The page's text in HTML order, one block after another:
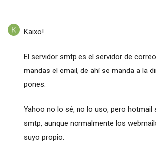
Kaixo!
El servidor smtp es el servidor de
mandas el email, de ahí se manda a la
pones.
Yahoo no lo sé, no lo uso, pero hotmail
smtp, aunque normalmente los
suyo propio.